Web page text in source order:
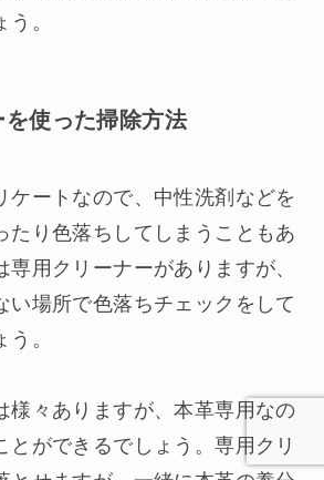
。
使った掃除方法
ケートなので、中性洗剤などを
たり色落ちしてしまうこともあ
専用クリーナーがありますが、
い場所で色落ちチェックをして
。
様々ありますが、本革専用なの
とができるでしょう。専用クリ